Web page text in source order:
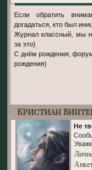
Если обратить
догадаться, кто был
Журнал классный, мы
за это)
С днём рождения,
рождения)
Кристиан
Не